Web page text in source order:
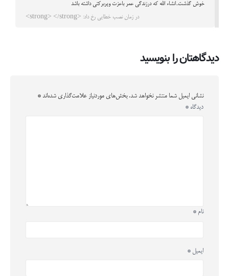
خوش گذشت..انشاء الله که درزندگی عمر باعزت وپربرکتی داشته باشد
در زمان نصب خطایی رخ داد: <strong> </strong>
دیدگاهتان را بنویسید
نشانی ایمیل شما منتشر نخواهد شد. بخش‌های موردنیاز علامت‌گذاری شده‌اند *
دیدگاه *
نام *
ایمیل *